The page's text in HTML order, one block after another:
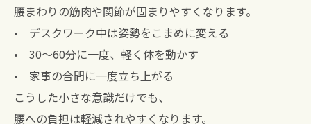
腰まわりの筋肉や関節が固まりやすくなります。
• デスクワーク中は姿勢をこまめに変える
• 30～60分に一度、軽く体を動かす
• 家事の合間に一度立ち上がる
こうした小さな意識だけでも、
腰への負担は軽減されやすくなります。